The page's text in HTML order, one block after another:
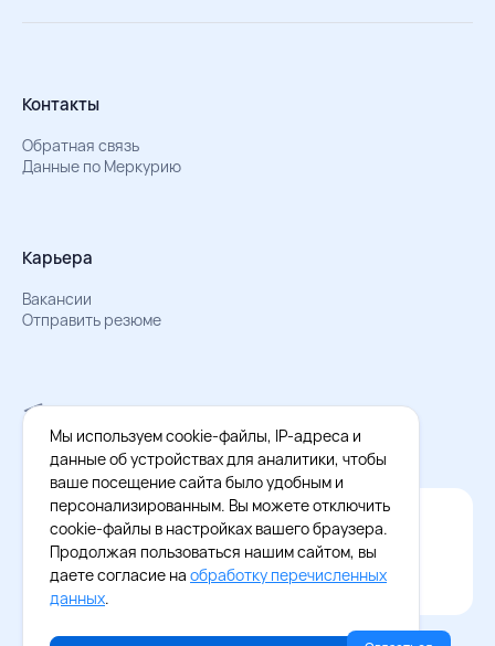
Контакты
Обратная связь
Данные по Меркурию
Карьера
Вакансии
Отправить резюме
Мы в Телеграм
Документы об обработке персональных данных
Охрана труда – результаты СОУТ
Официальное приложение Восток - Запад
Cкачайте бесплатное приложение
Мы используем cookie-файлы, IP-адреса и
данные об устройствах для аналитики, чтобы
ваше посещение сайта было удобным и
персонализированным. Вы можете отключить
cookie-файлы в настройках вашего браузера.
Продолжая пользоваться нашим сайтом, вы
даете согласие на обработку перечисленных
данных.